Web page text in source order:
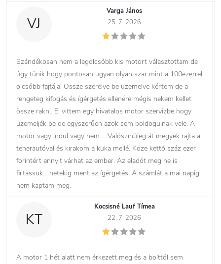
VJ
Varga János
25. 7. 2026
Szándékosan nem a legolcsóbb kis motort választottam de
úgy tűnik hogy pontosan ugyan olyan szar mint a 100ezerrel
olcsóbb fajtája. Össze szerelve be üzemelve kértem de a
rengeteg kifogás és ígérgetés ellenére mégis nekem kellet
össze rakni. El vittem egy hivatalos motor szervizbe hogy
üzemeljék be de egyszerűen azok sem boldogulnak vele. A
motor vagy indul vagy nem…. Valószínűleg át megyek rajta a
teherautóval és kirakom a kuka mellé. Köze kettő száz ezer
forintért ennyit várhat az ember. Az eladót meg ne is
firtassuk… hetekig ment az ígérgetés. A számlát a mai napig
nem kaptam meg.
KT
Kocsisné Lauf Tímea
22. 7. 2026
A motor 1 hét alatt nem érkezett meg és a bolttól sem